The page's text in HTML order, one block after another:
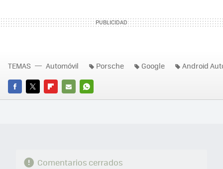
FACEBOOK
TWITTERFLIPBOARD
E-
WHATSAPP
TEMAS Automóvil Porsche Google Android
Comentarios cerrados